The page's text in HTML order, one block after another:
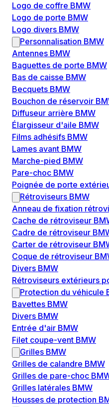
Logo de coffre BMW
Logo de porte BMW
Logo divers BMW
Personnalisation BMW
Antennes BMW
Baguettes de porte BMW
Bas de caisse BMW
Becquets BMW
Bouchon de réservoir
Diffuseur arrière BMW
Élargisseur d'aile BMW
Films adhésifs BMW
Lames avant BMW
Marche-pied BMW
Pare-choc BMW
Poignée de porte
Rétroviseurs BMW
Anneau de fixation
Cache de rétroviseur
Cadre de rétroviseur
Carter de rétroviseur
Coque de rétroviseur
Divers BMW
Rétroviseurs extérieurs
Protection du véhicule
Bavettes BMW
Divers BMW
Entrée d'air BMW
Filet coupe-vent BMW
Grilles BMW
Grilles de calandre BMW
Grilles de pare-choc
Grilles latérales BMW
Housses de protection